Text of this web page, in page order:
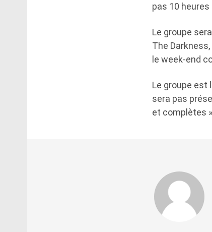
pas 10 heures
Le groupe
The
le week-end
Le groupe est
sera pas
et complètes